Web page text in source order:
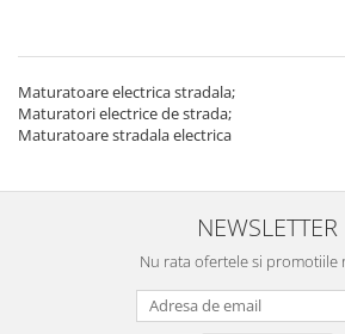
Maturatoare electrica stradala;
Maturatori electrice de strada;
Maturatoare stradala electrica
NEWSLETTER
Nu rata ofertele si promotiile